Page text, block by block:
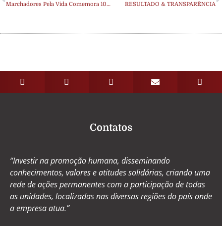
Marchadores Pela Vida Comemora 10 Anos com Cavalgada Temática Especial RESULTADO & TRANSPARÊNCIA
Contatos
“Investir na promoção humana, disseminando
conhecimentos, valores e atitudes solidárias, criando uma
rede de ações permanentes com a participação de todas
as unidades, localizadas nas diversas regiões do país onde
a empresa atua.”